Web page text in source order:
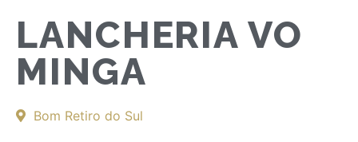
LANCHERIA VO
MINGA
Bom Retiro do Sul